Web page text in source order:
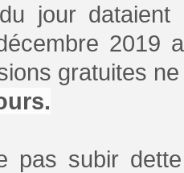
jour
2019
gratuites
pas subir